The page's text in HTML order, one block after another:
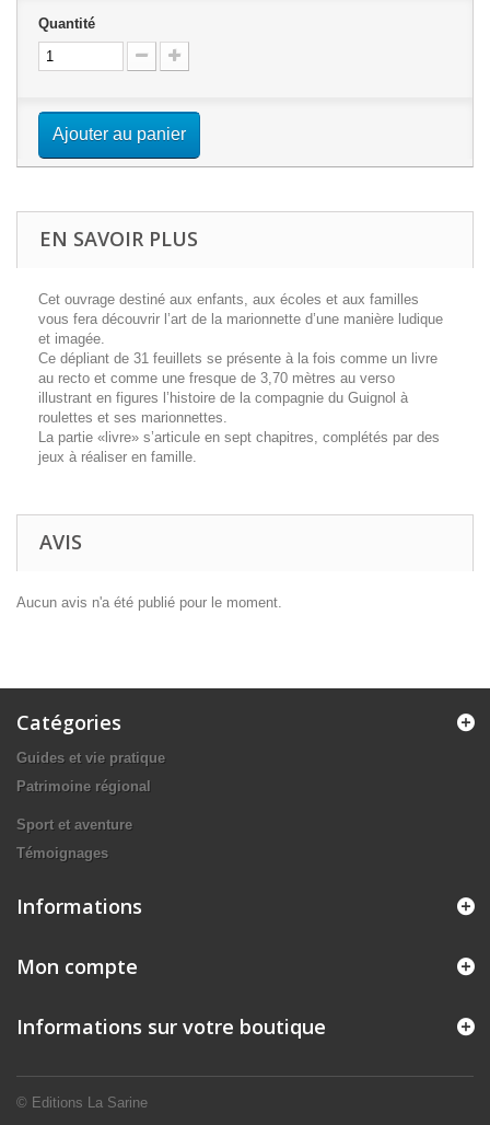
Quantité
Ajouter au panier
EN SAVOIR PLUS
Cet ouvrage destiné aux enfants, aux écoles et aux familles
vous fera découvrir l’art de la marionnette d’une manière ludique
et imagée.
Ce dépliant de 31 feuillets se présente à la fois comme un livre
au recto et comme une fresque de 3,70 mètres au verso
illustrant en figures l’histoire de la compagnie du Guignol à
roulettes et ses marionnettes.
La partie «livre» s’articule en sept chapitres, complétés par des
jeux à réaliser en famille.
AVIS
Aucun avis n'a été publié pour le moment.
Catégories
Guides et vie pratique
Patrimoine régional
Sport et aventure
Témoignages
Informations
© Editions La Sarine
Mon compte
Informations sur votre boutique